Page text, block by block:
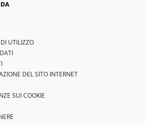
UTILIZZO
DEL SITO INTERNET
SUI COOKIE